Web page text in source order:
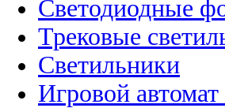
Светодиодные
Трековые
Светильники
Игровой